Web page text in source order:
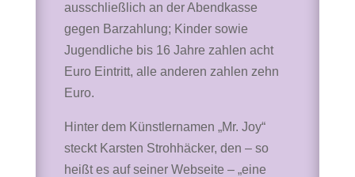
ausschließlich an der Abendkasse
gegen Barzahlung; Kinder sowie
Jugendliche bis 16 Jahre zahlen acht
Euro Eintritt, alle anderen zahlen zehn
Euro.
Hinter dem Künstlernamen „Mr. Joy“
steckt Karsten Strohhäcker, den – so
heißt es auf seiner Webseite – „eine